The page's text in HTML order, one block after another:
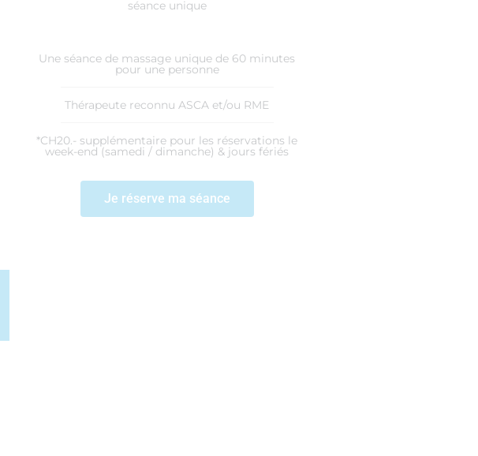
séance unique
Une séance de massage unique de 60 minutes
pour une personne
Thérapeute reconnu ASCA et/ou RME
*CH20.- supplémentaire pour les réservations le
week-end (samedi / dimanche) & jours fériés
Je réserve ma séance